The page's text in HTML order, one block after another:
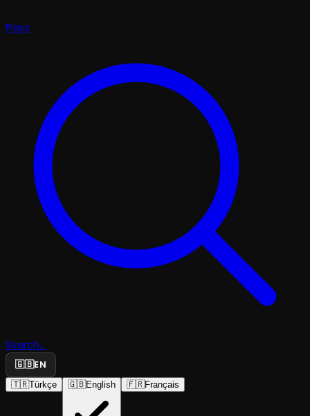
Plays
Search...
🇬🇧EN
🇹🇷Türkçe 🇬🇧English 🇫🇷Français